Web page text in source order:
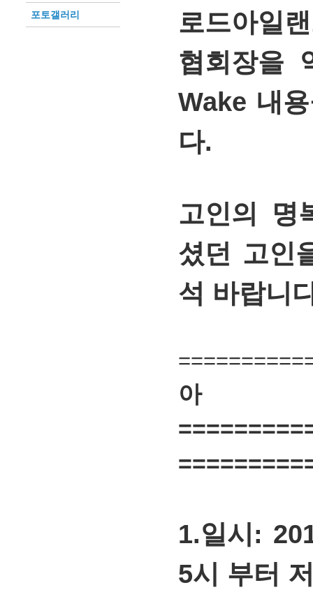
포토갤러리
로드아일
협회장을
Wake 내
다.
고인의 명
셨던 고인
석 바랍니
1.일시:
5시 부터